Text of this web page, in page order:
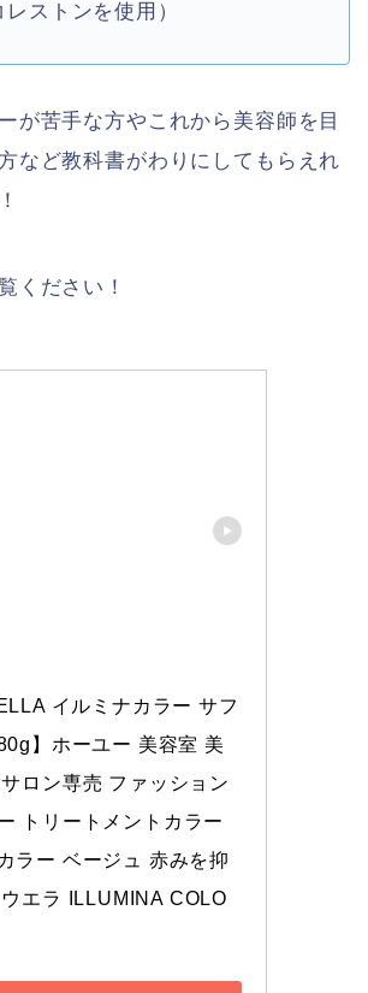
ストンを使用）
が苦手な方やこれから美容師を目
など教科書がわりにしてもらえれ
ください！
イルミナカラー サフ
】ホーユー 美容室 美
ロン専売 ファッション
トリートメントカラー
ラー ベージュ 赤みを抑
ウエラ ILLUMINA COLO